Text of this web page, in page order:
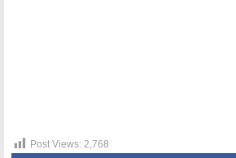
Post Views: 2,768